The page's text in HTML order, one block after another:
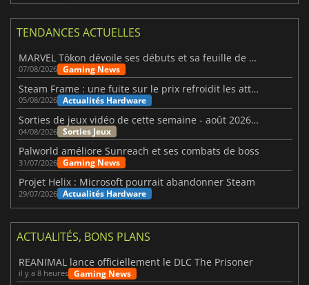
TENDANCES ACTUELLES
MARVEL Tōkon dévoile ses débuts et sa feuille de route
07/08/2026 Gaming News
Steam Frame : une fuite sur le prix refroidit les attentes VR
05/08/2026 Actualités Hardware
Sorties de jeux vidéo de cette semaine - août 2026 (semaine 32)
04/08/2026 Sorties Jeux
Palworld améliore Sunreach et ses combats de boss
31/07/2026 Gaming News
Projet Helix : Microsoft pourrait abandonner Steam
29/07/2026 Actualités Hardware
ACTUALITÉS, BONS PLANS
REANIMAL lance officiellement le DLC The Prisoner
il y a 8 heures Gaming News